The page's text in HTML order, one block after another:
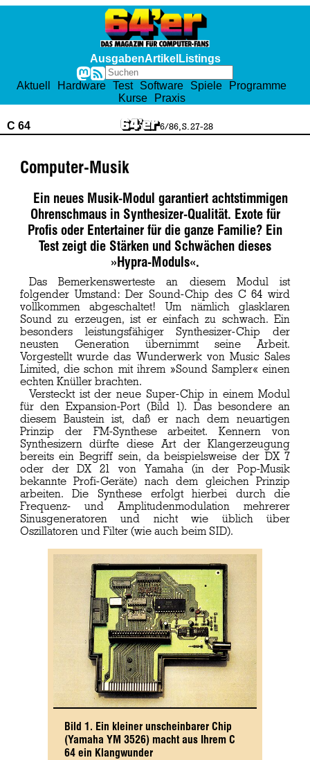
AusgabenArtikel Listings
Aktuell Hardware Test Software Spiele
Programme
Kurse
Praxis
C 64 6/86, S. 27-28
Computer-Musik
Ein neues Musik-Modul garantiert achtstimmigen
Ohrenschmaus in Synthesizer-Qualität. Exote für
Profis oder Entertainer für die ganze Familie? Ein
Test zeigt die Stärken und Schwächen dieses
»Hypra-Moduls«.
Das Bemerkenswerteste an diesem Modul ist
folgender Umstand: Der Sound-Chip des C 64 wird
vollkommen abgeschaltet! Um nämlich glasklaren
Sound zu erzeugen, ist er einfach zu schwach. Ein
besonders leistungsfähiger Synthesizer-Chip der
neusten Generation übernimmt seine Arbeit.
Vorgestellt wurde das Wunderwerk von Music Sales
Limited, die schon mit ihrem »Sound Sampler« einen
echten Knüller brachten.
Versteckt ist der neue Super-Chip in einem Modul
für den Expansion-Port (Bild 1). Das besondere an
diesem Baustein ist, daß er nach dem neuartigen
Prinzip der FM-Synthese arbeitet. Kennern von
Synthesizern dürfte diese Art der Klangerzeugung
bereits ein Begriff sein, da beispielsweise der DX 7
oder der DX 21 von Yamaha (in der Pop-Musik
bekannte Profi-Geräte) nach dem gleichen Prinzip
arbeiten. Die Synthese erfolgt hierbei durch die
Frequenz- und Amplitudenmodulation mehrerer
Sinusgeneratoren und nicht wie üblich über
Oszillatoren und Filter (wie auch beim SID).
Bild 1. Ein kleiner unscheinbarer Chip
(Yamaha YM 3526) macht aus Ihrem C
64 ein Klangwunder